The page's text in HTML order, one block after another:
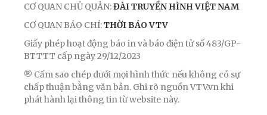
CƠ QUAN CHỦ QUẢN:ĐÀI TRUYỀN HÌNH VIỆT NAM
CƠ QUAN BÁO CHÍ:THỜI BÁO VTV
Giấy phép hoạt động báo in và báo điện tử số 483/GP-
BTTTT cấp ngày 29/12/2023
® Cấm sao chép dưới mọi hình thức nếu không có sự
chấp thuận bằng văn bản. Ghi rõ nguồn VTV.vn khi
phát hành lại thông tin từ website này.